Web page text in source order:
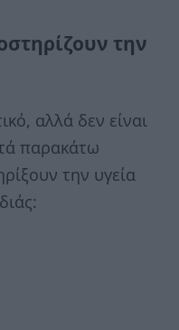
την
αλλά δεν είναι
παρακάτω
την υγεία